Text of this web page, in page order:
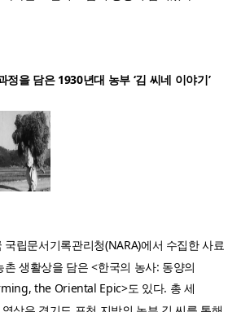
정을 담은 1930년대 농부 ‘김 씨네 이야기’
립문서기록관리청(NARA)에서 수집한 사료
생활상을 담은 <한국의 농사: 동양의
the Oriental Epic>도 있다. 총 세